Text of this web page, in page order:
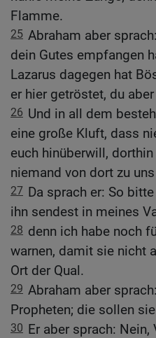
Flamme.
25 Abraham aber
dein Gutes empfangen
Lazarus dagegen hat
er hier getröstet, du
26 Und in all dem
eine große Kluft, dass
euch hinüberwill,
niemand von dort zu
27 Da sprach er: So
ihn sendest in meines
28 denn ich habe noch
warnen, damit sie nicht
Ort der Qual.
29 Abraham aber
Propheten; die sollen
30 Er aber sprach: Nein,